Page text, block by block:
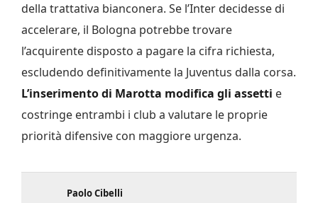
della trattativa bianconera. Se l’Inter decidesse di
accelerare, il Bologna potrebbe trovare
l’acquirente disposto a pagare la cifra richiesta,
escludendo definitivamente la Juventus dalla corsa.
L’inserimento di Marotta modifica gli assetti e
costringe entrambi i club a valutare le proprie
priorità difensive con maggiore urgenza.
Paolo Cibelli